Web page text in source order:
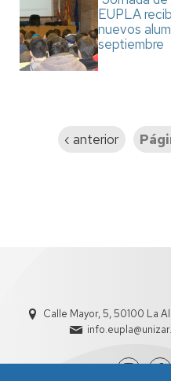
EUPLA
nuevos
septiembre
Página
‹ anterior
Calle Mayor, 5, 50100 La